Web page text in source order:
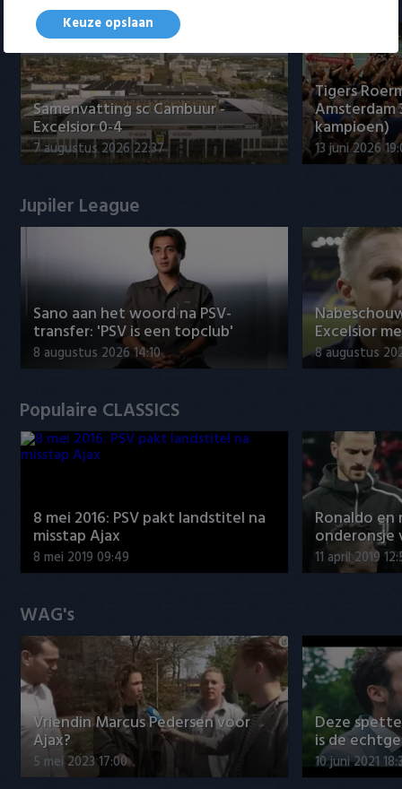
Samenvatting sc Cambuur -
Excelsior 0-4
7 augustus 2026 22:37
Tigers
Amsterdam
kampioen)
13 juni 2026
Jupiler League
Sano aan het woord na PSV-
transfer: 'PSV is een topclub'
8 augustus 2026 14:10
Excelsior
8 augustus
Populaire CLASSICS
8 mei 2016: PSV pakt landstitel na
misstap Ajax
8 mei 2019 09:49
Ronaldo
onderonsje
11 april 2019
WAG's
Vriendin Marcus Pedersen voor
Ajax?
5 mei 2023 17:00
Deze
is de
10 juni 2021
Keuze opslaan